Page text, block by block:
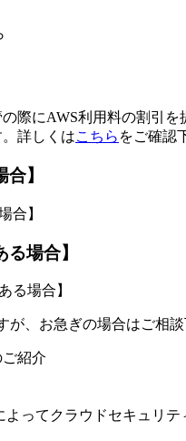
際にAWS利用料の割引
詳しくはこちら をご確認
】
場合】
、お急ぎの場合はご相談
紹介
ってクラウドセキュリテ